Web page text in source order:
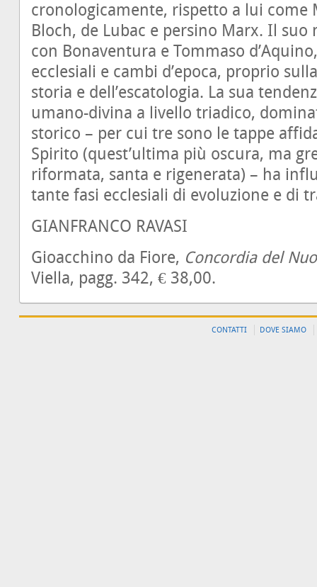
cronologicamente, rispetto a lui come
Bloch, de Lubac e persino Marx. Il
con Bonaventura e Tommaso
ecclesiali e cambi d’epoca, proprio
storia e dell’escatologia. La sua
umano-divina a livello triadico,
storico – per cui tre sono le tappe
Spirito (quest’ultima più oscura, ma
riformata, santa e rigenerata) – ha
tante fasi ecclesiali di evoluzione e di
GIANFRANCO RAVASI
Gioacchino da Fiore, Concordia del
Viella, pagg. 342, € 38,00.
CONTATTI DOVE SIAMO